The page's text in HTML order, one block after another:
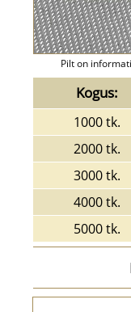
Pilt on
Kogus:
1000 tk.
2000 tk.
3000 tk.
4000 tk.
5000 tk.